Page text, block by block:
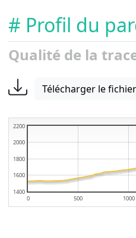
# Profil du
Qualité de la
Télécharger le
0 500 1000
1400
1600
1800
2000
2200